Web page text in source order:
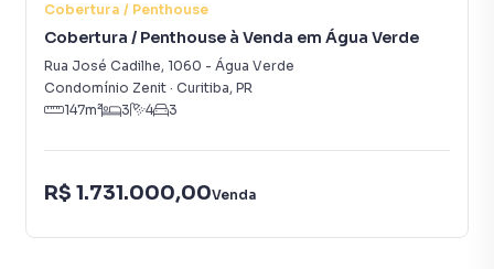
Cobertura / Penthouse
Cobertura / Penthouse à Venda em Água Verde
Rua José Cadilhe, 1060 - Água Verde
Condomínio Zenit · Curitiba, PR
147m² 3 4 3
R$ 1.731.000,00Venda